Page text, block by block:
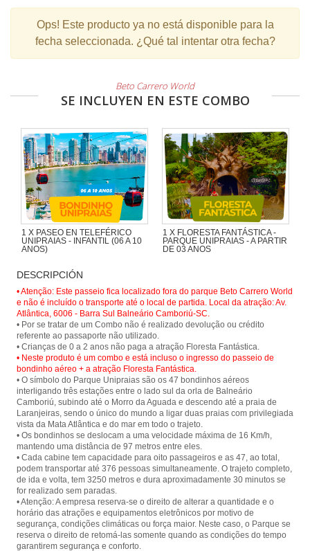
Ops! Este producto ya no está disponible para la
fecha seleccionada. ¿Qué tal intentar otra fecha?
Beto Carrero World
SE INCLUYEN EN ESTE COMBO
1 X PASEO EN TELEFÉRICO
UNIPRAIAS - INFANTIL (06 A 10
ANOS)
Unipraias en Balneário Camboriú y
tener una vista panorámica de la
ciudad y sus hermosas playas.
1 X FLORESTA FANTÁSTICA -
PARQUE UNIPRAIAS - A PARTIR
DE 03 ANOS
DESCRIPCIÓN
• Atenção: Este passeio fica localizado fora do parque Beto Carrero World
e não é incluído o transporte até o local de partida. Local da atração: Av.
Atlântica, 6006 - Barra Sul Balneário Camboriú-SC.
• Por se tratar de um Combo não é realizado devolução ou crédito
referente ao passaporte não utilizado.
• Neste produto é um combo e está incluso o ingresso do passeio de
bondinho aéreo + a atração Floresta Fantástica.
• O símbolo do Parque Unipraias são os 47 bondinhos aéreos
interligando três estações entre o lado sul da orla de Balneário
Camboriú, subindo até o Morro da Aguada e descendo até a praia de
Laranjeiras, sendo o único do mundo a ligar duas praias com privilegiada
vista da Mata Atlântica e do mar em todo o trajeto.
• Os bondinhos se deslocam a uma velocidade máxima de 16 Km/h,
mantendo uma distância de 97 metros entre eles.
• Cada cabine tem capacidade para oito passageiros e as 47, ao total,
podem transportar até 376 pessoas simultaneamente. O trajeto completo,
de ida e volta, tem 3250 metros e dura aproximadamente 30 minutos se
for realizado sem paradas.
• Atenção: A empresa reserva-se o direito de alterar a quantidade e o
horário das atrações e equipamentos eletrônicos por motivo de
segurança, condições climáticas ou força maior. Neste caso, o Parque se
reserva o direito de retomá-las somente quando as condições do tempo